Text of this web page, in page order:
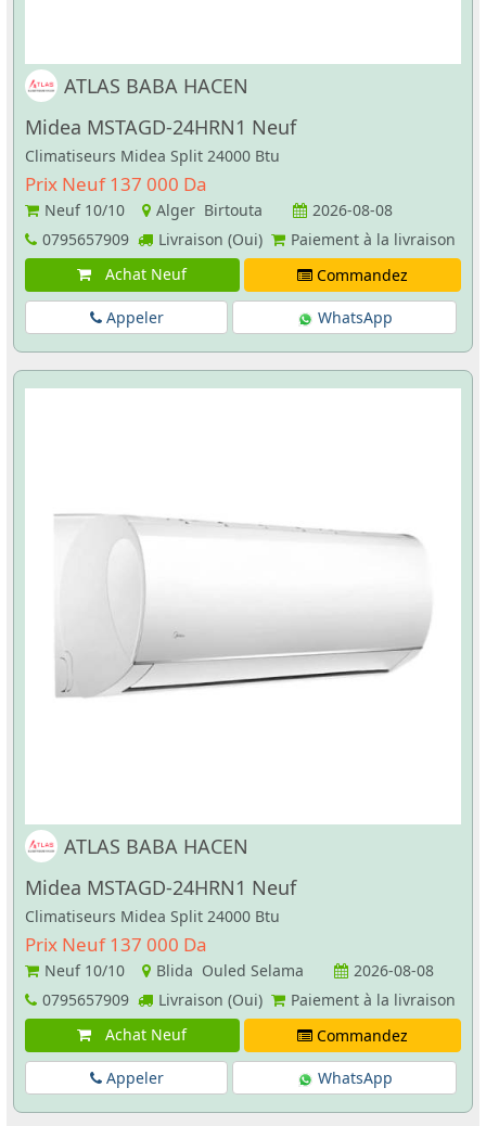
ATLAS BABA HACEN
Midea MSTAGD-24HRN1 Neuf
Climatiseurs Midea Split 24000 Btu
Prix Neuf 137 000 Da
Neuf 10/10 Alger Birtouta
2026-08-08
0795657909
Livraison (Oui)
Paiement à la livraison
Achat Neuf
Commandez
Appeler WhatsApp
ATLAS BABA HACEN
Midea MSTAGD-24HRN1 Neuf
Climatiseurs Midea Split 24000 Btu
Prix Neuf 137 000 Da
Neuf 10/10 Blida Ouled Selama
2026-08-08
0795657909
Livraison (Oui)
Paiement à la livraison
Achat Neuf
Commandez
Appeler WhatsApp